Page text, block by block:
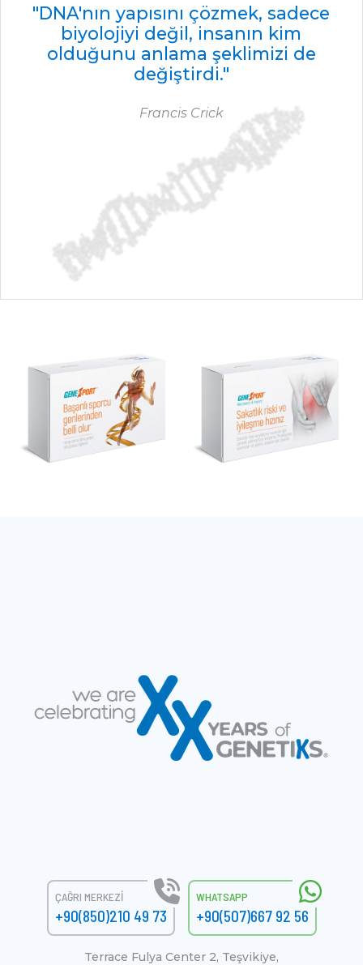
"DNA'nın yapısını çözmek, sadece
biyolojiyi değil, insanın kim
olduğunu anlama şeklimizi de
değiştirdi."
Francis Crick
ÇAĞRI MERKEZI
+90(850)210 49 73
WHATSAPP
+90(507)667 92 56
Terrace Fulya Center 2, Teşvikiye,